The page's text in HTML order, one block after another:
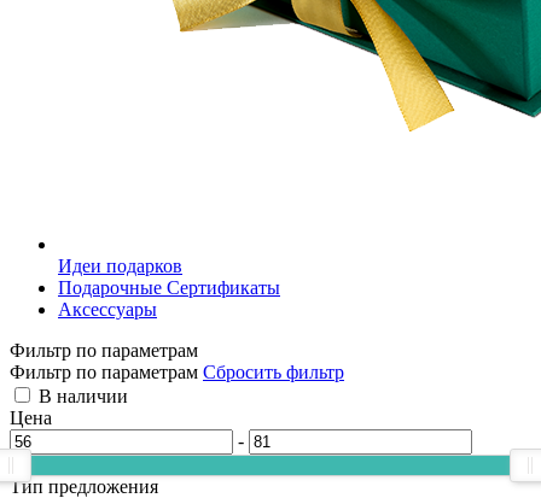
Идеи подарков
Подарочные Сертификаты
Аксессуары
Фильтр по параметрам
Фильтр по параметрам Сбросить фильтр
В наличии
Цена
-
Тип предложения